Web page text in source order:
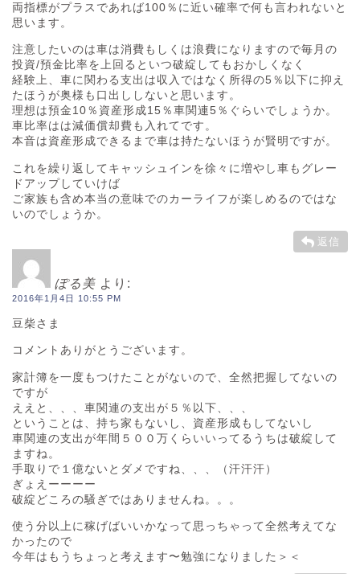
両指標がプラスであれば100％に近い確率で何も言われないと
思います。
注意したいのは車は消費もしくは浪費になりますので毎月の
投資/預金比率を上回るといつ破綻してもおかしくなく
経験上、車に関わる支出は収入ではなく所得の5％以下に抑え
たほうが奥様も口出ししないと思います。
理想は預金10％資産形成15％車関連5％ぐらいでしょうか。
車比率はは減価償却費も入れてです。
本音は資産形成できるまで車は持たないほうが賢明ですが。
これを繰り返してキャッシュインを徐々に増やし車もグレー
ドアップしていけば
ご家族も含め本当の意味でのカーライフが楽しめるのではな
いのでしょうか。
返信
ぽる美 より:
2016年1月4日 10:55 PM
豆柴さま
コメントありがとうございます。
家計簿を一度もつけたことがないので、全然把握してないの
ですが
ええと、、、車関連の支出が５％以下、、、
ということは、持ち家もないし、資産形成もしてないし
車関連の支出が年間５００万くらいいってるうちは破綻して
ますね。
手取りで１億ないとダメですね、、、（汗汗汗）
ぎょえーーーー
破綻どころの騒ぎではありませんね。。。
使う分以上に稼げばいいかなって思っちゃって全然考えてな
かったので
今年はもうちょっと考えます〜勉強になりました＞＜